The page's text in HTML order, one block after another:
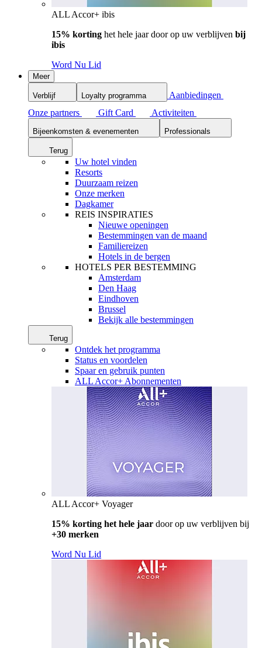
ALL Accor+ ibis
15% korting het hele jaar door op uw verblijven bij
ibis
Word Nu Lid
Meer
Verblijf Loyalty programma
Aanbiedingen
Onze partners
Gift Card Activiteiten
Bijeenkomsten & evenementen Professionals
Terug
Uw hotel vinden
Resorts
Duurzaam reizen
Onze merken
Dagkamer
REIS INSPIRATIES
Nieuwe openingen
Bestemmingen van de maand
Familiereizen
Hotels in de bergen
HOTELS PER BESTEMMING
Amsterdam
Den Haag
Eindhoven
Brussel
Bekijk alle bestemmingen
Terug
Ontdek het programma
Status en voordelen
Spaar en gebruik punten
ALL Accor+ Abonnementen
ALL Accor+ Voyager
15% korting het hele jaar door op uw verblijven bij
+30 merken
Word Nu Lid